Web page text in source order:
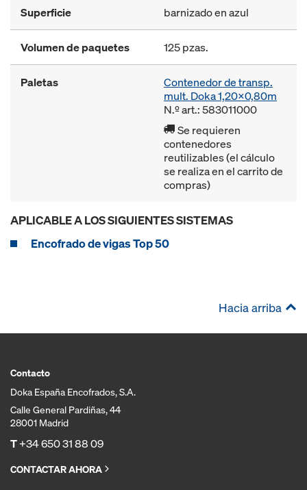
Superficie barnizado en azul
Volumen de paquetes 125 pzas.
Paletas
Contenedor de transp.
mult. Doka 1,20x0,80m
N.º art.: 583011000
Se requieren
contenedores
reutilizables (el cálculo
se realiza en el carrito de
compras)
APLICABLE A LOS SIGUIENTES SISTEMAS
Encofrado de vigas Top 50
Hacia arriba
Contacto
Doka España Encofrados, S.A.
Calle General Pardiñas, 44
28001 Madrid
T+34 650 31 88 09
CONTACTAR AHORA